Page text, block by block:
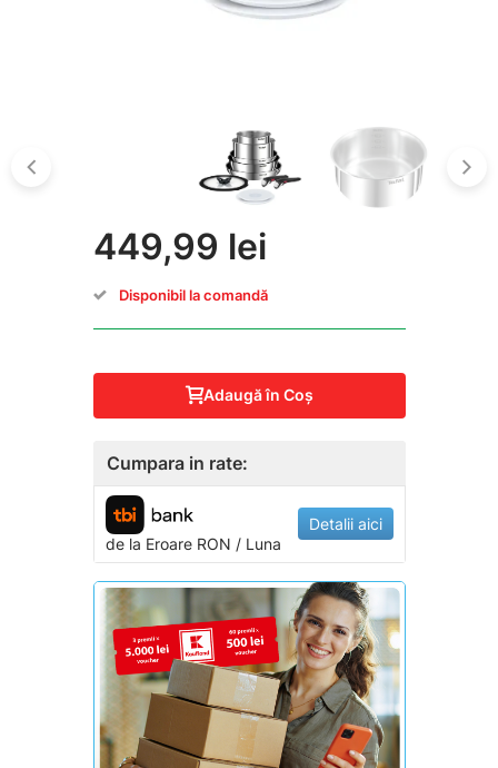
449,99 lei
Disponibil la comandă
Adaugă în Coş
Cumpara in rate:
de la EroareRON / Luna
Detalii aici